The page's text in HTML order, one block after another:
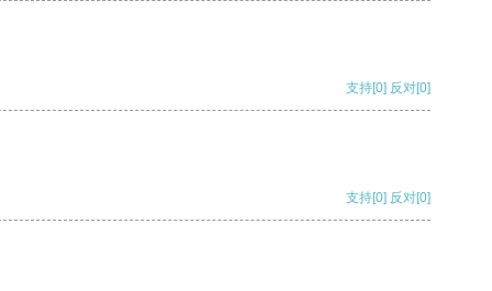
支持[0] 反对[0]
支持[0] 反对[0]